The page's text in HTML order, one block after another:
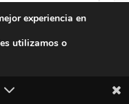
días, era
hará que
bien y no
ciudad”, ha
experiencia en
utilizamos o